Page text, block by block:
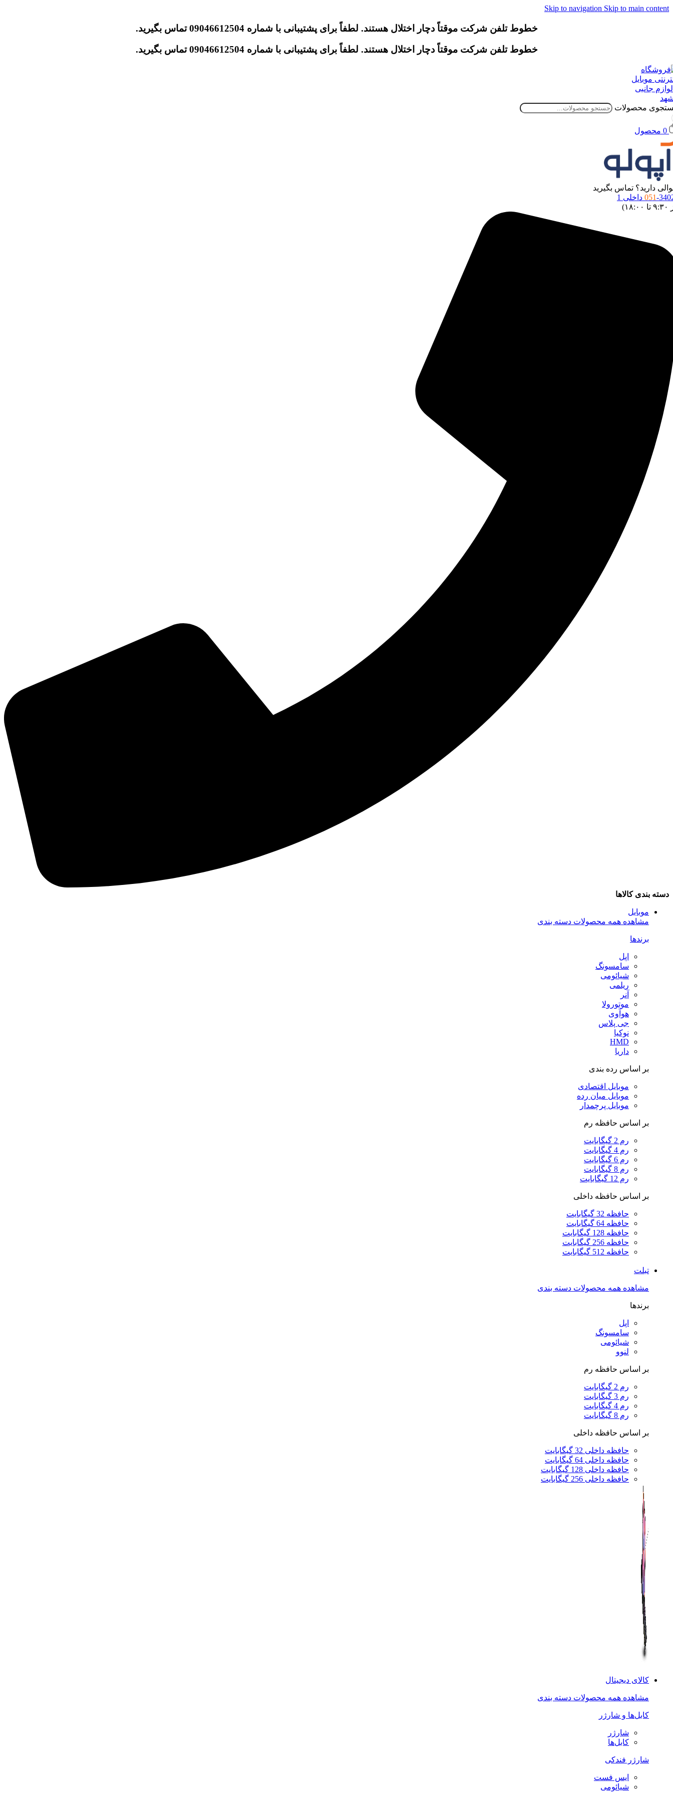
Skip to navigation Skip to main content
خطوط تلفن شرکت موقتاً دچار اختلال هستند. لطفاً برای پشتیبانی با شماره 09046612504 تماس بگیرید.
خطوط تلفن شرکت موقتاً دچار اختلال هستند. لطفاً برای پشتیبانی با شماره 09046612504 تماس بگیرید.
محصولات
0 محصول
دارید؟ تماس بگیرید
051داخلی 1
دسته بندی کالاها
موبایل
مشاهده همه محصولات دسته بندی
برندها
اپل
سامسونگ
شیائومی
ریلمی
آنر
موتورولا
هوآوی
جی پلاس
نوکیا
HMD
داریا
بر اساس رده بندی
موبایل اقتصادی
موبایل میان رده
موبایل پرچمدار
بر اساس حافظه رم
رم 2 گیگابایت
رم 4 گیگابایت
رم 6 گیگابایت
رم 8 گیگابایت
رم 12 گیگابایت
بر اساس حافظه داخلی
حافظه 32 گیگابایت
حافظه 64 گیگابایت
حافظه 128 گیگابایت
حافظه 256 گیگابایت
حافظه 512 گیگابایت
تبلت
مشاهده همه محصولات دسته بندی
برندها
اپل
سامسونگ
شیائومی
لنوو
بر اساس حافظه رم
رم 2 گیگابایت
رم 3 گیگابایت
رم 4 گیگابایت
رم 8 گیگابایت
بر اساس حافظه داخلی
حافظه داخلی 32 گیگابایت
حافظه داخلی 64 گیگابایت
حافظه داخلی 128 گیگابایت
حافظه داخلی 256 گیگابایت
کالای دیجیتال
مشاهده همه محصولات دسته بندی
کابل‌ها و شارژر
شارژر
کابل‌ها
شارژر فندکی
ایس فست
شیائومی